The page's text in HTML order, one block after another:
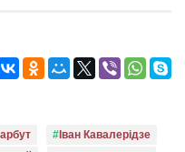
Іван Кавалерідзе